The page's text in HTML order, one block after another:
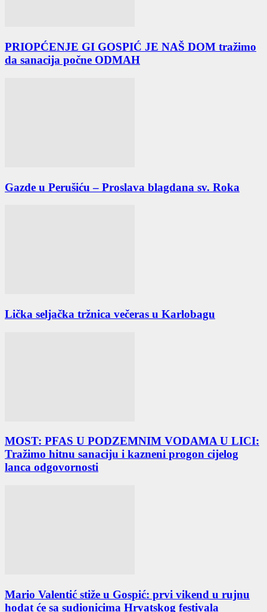
PRIOPĆENJE GI GOSPIĆ JE NAŠ DOM tražimo
da sanacija počne ODMAH
Gazde u Perušiću – Proslava blagdana sv. Roka
Lička seljačka tržnica večeras u Karlobagu
MOST: PFAS U PODZEMNIM VODAMA U LICI:
Tražimo hitnu sanaciju i kazneni progon cijelog
lanca odgovornosti
Mario Valentić stiže u Gospić: prvi vikend u rujnu
hodat će sa sudionicima Hrvatskog festivala